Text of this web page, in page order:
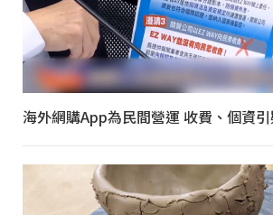
海外網購App為民間營運 收費、個資